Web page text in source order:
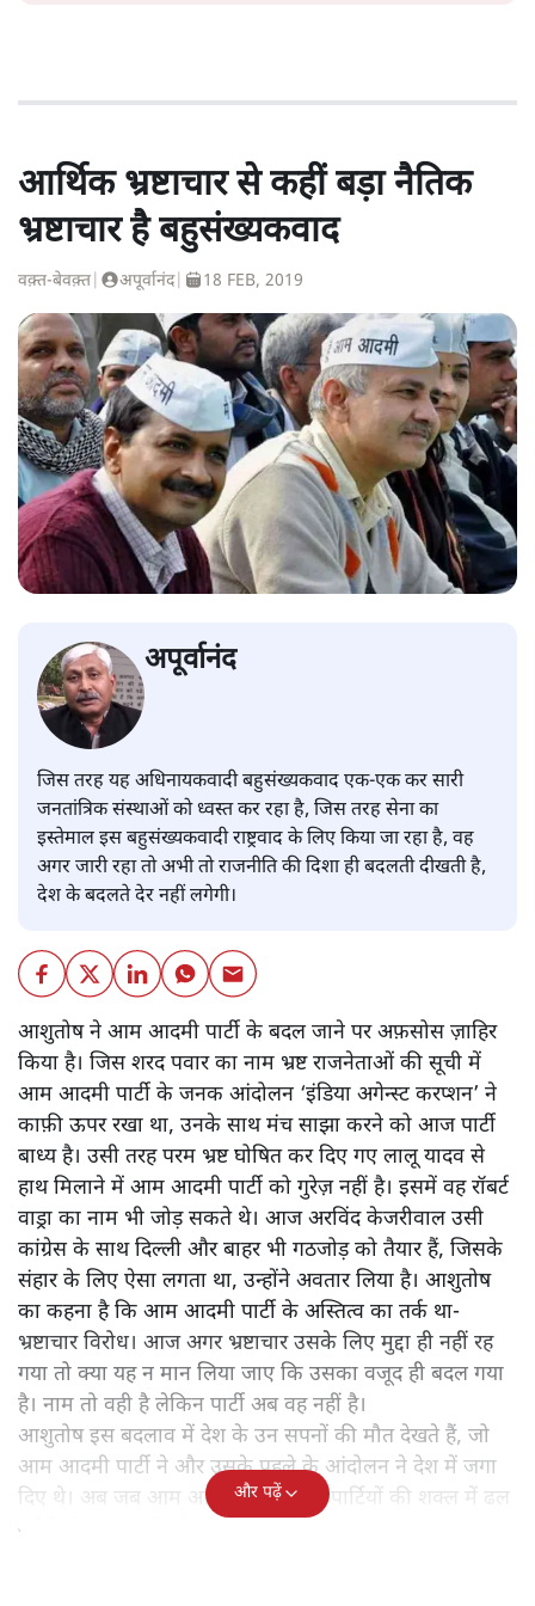
आर्थिक भ्रष्टाचार से कहीं बड़ा नैतिक
भ्रष्टाचार है बहुसंख्यकवाद
वक़्त-बेवक़्त अपूर्वानंद| 18 FEB, 2019
अपूर्वानंद
जिस तरह यह अधिनायकवादी बहुसंख्यकवाद एक-एक कर सारी
जनतांत्रिक संस्थाओं को ध्वस्त कर रहा है, जिस तरह सेना का
इस्तेमाल इस बहुसंख्यकवादी राष्ट्रवाद के लिए किया जा रहा है, वह
अगर जारी रहा तो अभी तो राजनीति की दिशा ही बदलती दीखती है,
देश के बदलते देर नहीं लगेगी।
आशुतोष ने आम आदमी पार्टी के बदल जाने पर अफ़सोस ज़ाहिर
किया है। जिस शरद पवार का नाम भ्रष्ट राजनेताओं की सूची में
आम आदमी पार्टी के जनक आंदोलन ‘इंडिया अगेन्स्ट करप्शन’ ने
काफ़ी ऊपर रखा था, उनके साथ मंच साझा करने को आज पार्टी
बाध्य है। उसी तरह परम भ्रष्ट घोषित कर दिए गए लालू यादव से
हाथ मिलाने में आम आदमी पार्टी को गुरेज़ नहीं है। इसमें वह रॉबर्ट
वाड्रा का नाम भी जोड़ सकते थे। आज अरविंद केजरीवाल उसी
कांग्रेस के साथ दिल्ली और बाहर भी गठजोड़ को तैयार हैं, जिसके
संहार के लिए ऐसा लगता था, उन्होंने अवतार लिया है। आशुतोष
का कहना है कि आम आदमी पार्टी के अस्तित्व का तर्क था-
भ्रष्टाचार विरोध। आज अगर भ्रष्टाचार उसके लिए मुद्दा ही नहीं रह
गया तो क्या यह न मान लिया जाए कि उसका वजूद ही बदल गया
है। नाम तो वही है लेकिन पार्टी अब वह नहीं है।
आशुतोष इस बदलाव में देश के उन सपनों की मौत देखते हैं, जो
आम आदमी पार्टी ने और उसके पहले के आंदोलन ने देश में जगा
दिए थे। अब जब आम आदमी पार्टी दूसरी पार्टियों की शक्ल में ढल
गई है तो उन सपनों को कौन पूरा करेगा?
और पढ़ें